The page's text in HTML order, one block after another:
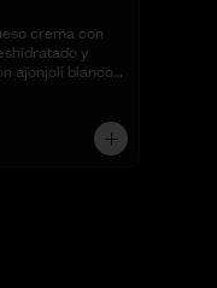
crema con
y
ajonjolí blanco.